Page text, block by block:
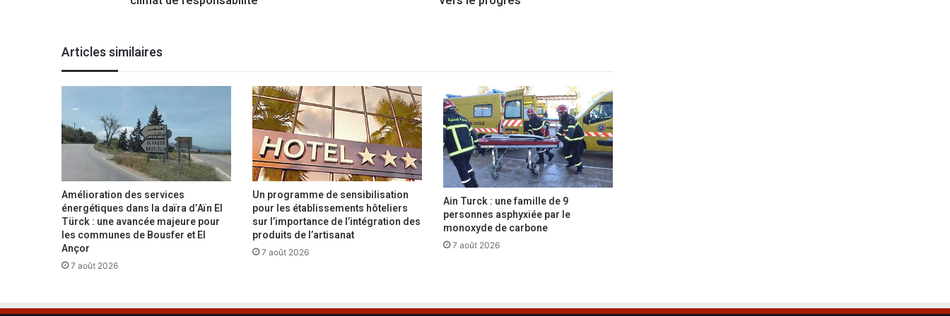
e
s
d
j
u
l
e
t
:
u
n
a
u
x
r
o
n
e
t
s
j
u
a
Articles similaires
Amélioration des services
énergétiques dans la daïra d’Aïn El
Türck : une avancée majeure pour
les communes de Bousfer et El
Ançor
7 août 2026
Un programme de sensibilisation
pour les établissements hôteliers
sur l’importance de l’intégration des
produits de l’artisanat
7 août 2026
Ain Turck : une famille de 9
personnes asphyxiée par le
monoxyde de carbone
7 août 2026